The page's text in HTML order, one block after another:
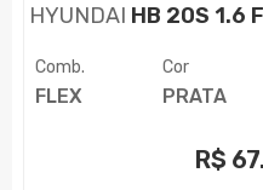
HYUNDAI HB 20S 1.6
Comb.
FLEX
Cor
PRATA
R$